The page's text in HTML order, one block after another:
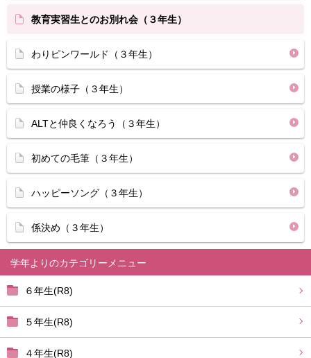
学年より
６年生(R8)
５年生(R8)
４年生(R8)
教育実習生とのお別れ会（３年生）
わりピンワールド（３年生）
授業の様子（３年生）
ALTと仲良くなろう（３年生）
初めての毛筆（３年生）
ハッピーソング（３年生）
係決め（３年生）